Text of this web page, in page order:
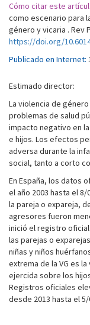
Cómo citar este
como escenario para
género y vicaria . Rev
https://doi.org/
Publicado en Internet:
Estimado director:
La violencia de
problemas de salud
impacto negativo en
e hijos. Los efectos
adversa durante la
social, tanto a corto
En España, los datos
el año 2003 hasta el
la pareja o expareja,
agresores fueron
inició el registro
las parejas o
niñas y niños
extrema de la VG es
ejercida sobre los
Registros oficiales
desde 2013 hasta el